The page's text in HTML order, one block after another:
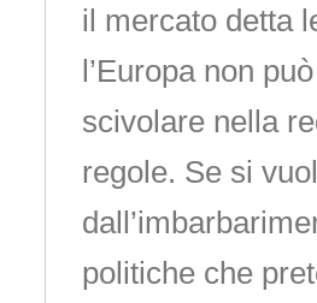
il mercato detta
l’Europa non
scivolare nella
regole. Se si
politiche che